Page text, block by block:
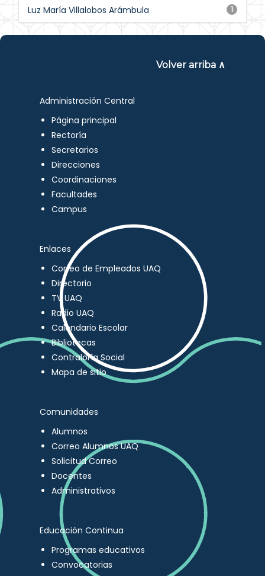
1
Luz María Villalobos Arámbula
Volver arriba ∧
Administración Central
Página principal
Rectoría
Secretarios
Direcciones
Coordinaciones
Facultades
Campus
Enlaces
Correo de Empleados UAQ
Directorio
TV UAQ
Radio UAQ
Calendario Escolar
Bibliotecas
Contraloría Social
Mapa de sitio
Comunidades
Alumnos
Correo Alumnos UAQ
Solicitud Correo
Docentes
Administrativos
Educación Continua
Programas educativos
Convocatorias